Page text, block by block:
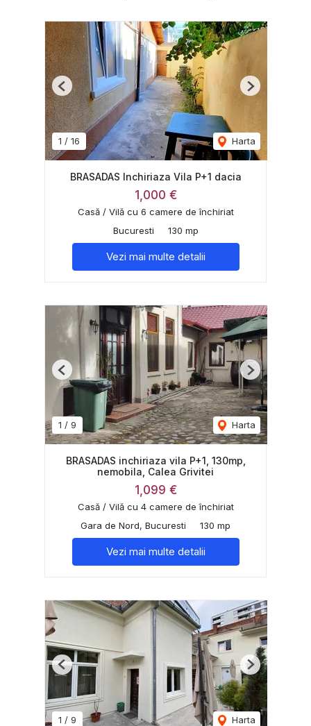
1 / 16 Harta
Previous Next
BRASADAS Inchiriaza Vila P+1 dacia
1,000 €
Casă / Vilă cu 6 camere de închiriat
Bucuresti
130 mp
Vezi mai multe detalii
1 / 9 Harta
Previous Next
BRASADAS inchiriaza vila P+1, 130mp,
nemobila, Calea Grivitei
1,099 €
Casă / Vilă cu 4 camere de închiriat
Gara de Nord, Bucuresti
130 mp
Vezi mai multe detalii
1 / 9 Harta
Previous Next